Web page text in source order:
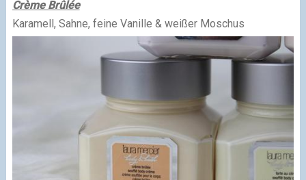
Crème Brûlée
Karamell, Sahne, feine Vanille & weißer Moschus